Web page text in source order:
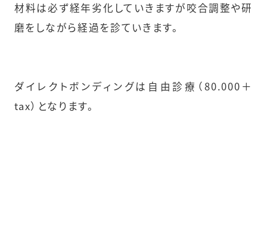
材料は必ず経年劣化していきますが咬合調整や研
磨をしながら経過を診ていきます。
ダイレクトボンディングは自由診療（80.000＋
tax）となります。